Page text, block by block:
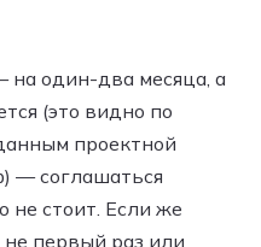
на один-два месяца, а
(это видно по
проектной
— соглашаться
не стоит. Если же
не первый раз или